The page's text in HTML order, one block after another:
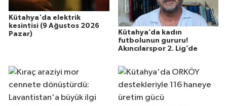
Kütahya'da elektrik
kesintisi (9 Ağustos 2026
Pazar)
Kütahya’da kadın
futbolunun gururu!
Akıncılarspor 2. Lig’de